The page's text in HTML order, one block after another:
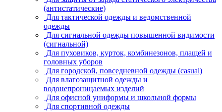
(антистатические)
Для тактической одежды и ведомственной
одежды
Для сигнальной одежды повышенной видимости
(сигнальной)
Для пуховиков, курток, комбинезонов, плащей и
головных уборов
Для городской, повседневной одежды (casual)
Для влагозащитной одежды и
водонепроницаемых изделий
Для офисной униформы и школьной формы
Для спортивной одежды